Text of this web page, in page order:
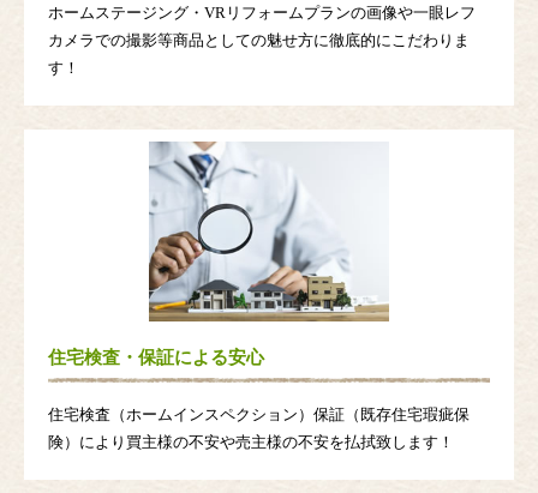
ホームステージング・VRリフォームプランの画像や一眼レフ
カメラでの撮影等商品としての魅せ方に徹底的にこだわりま
す！
住宅検査・保証による安心
住宅検査（ホームインスペクション）保証（既存住宅瑕疵保
険）により買主様の不安や売主様の不安を払拭致します！